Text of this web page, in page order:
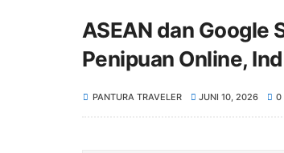
ASEAN dan Google
Penipuan Online,
PANTURA TRAVELER JUNI 10, 2026 0